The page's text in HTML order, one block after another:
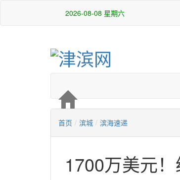
2026-08-08 星期六
首页 / 滨城 / 滨海速递
1700万美元